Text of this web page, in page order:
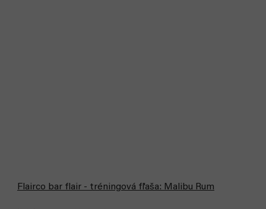
Flairco bar flair - tréningová fľaša: Malibu Rum